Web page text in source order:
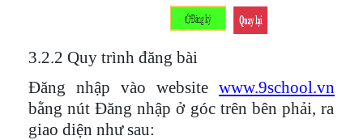
3.2.2 Quy trình đăng bài
Đăng nhập vào website www.9school.vn
bằng nút Đăng nhập ở góc trên bên phải, ra
giao diện như sau: